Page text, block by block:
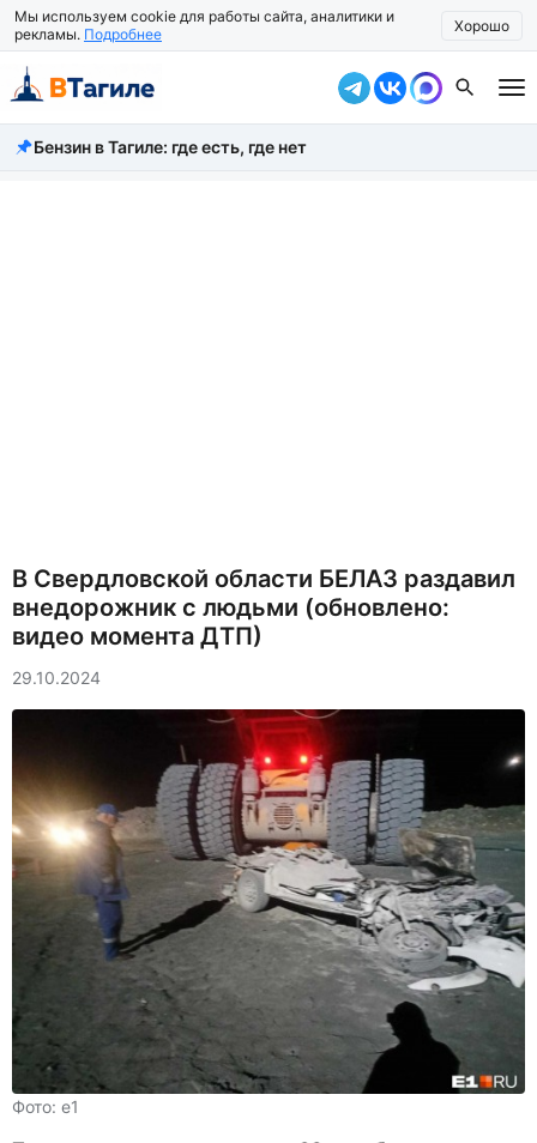
Мы используем cookie для работы сайта, аналитики и
рекламы. Подробнее Хорошо
Все новости
Бензин в Тагиле: где есть, где нет
В Свердловской области БЕЛАЗ раздавил
внедорожник с людьми (обновлено:
видео момента ДТП)
29.10.2024
Фото: e1